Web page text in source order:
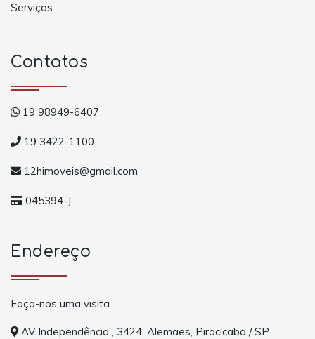
Serviços
Contatos
19 98949-6407
19 3422-1100
12himoveis@gmail.com
045394-J
Endereço
Faça-nos uma visita
AV Independência , 3424, Alemães, Piracicaba / SP